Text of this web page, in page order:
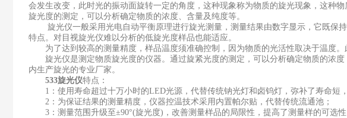
会发生改变，此时光的振动面旋转一定的角度，这种现象称为物质的旋光现象，这种
旋光度的测定，可以分析确定物质的浓度、含量及纯度等。
旋光仪一般采用光电自动平衡原理进行旋光测量，测量结果由数字显示，它既保
特点。对目视旋光仪难以分析的低旋光度样品也能适应。
为了达到较高的测量精度，样品温度须准确控制，因为物质的光活性取决于温度。
旋光仪是测定物质旋光度的仪器。通过旋紧光度的测定，可以分析确定物质的浓度
内生产旋光的专业厂家。
533旋光仪特点：
1：使用寿命超过十万小时的LED光源，代替传统钠光灯和卤钨灯，弥补了寿命短，
2：为保证结果的测量精度，仪器控温技术采用内置帕尔贴，代替传统流通池；
3：测量范围升级至±90°(旋光度)，改善测量样品的局限性，提高了测量样的可选性